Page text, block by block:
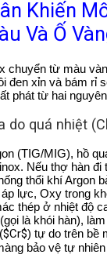
Khiến
Và Ố
chuyển từ màu
đen xỉn và bám rỉ
phát từ hai
do quá nhiệt
(TIG/MIG), hồ
Nếu thợ hàn đi
thổi khí Argon
lực, Oxy trong
thép ở nhiệt độ
là khói hàn),
$Cr$) tự do trên bề
bảo vệ tự